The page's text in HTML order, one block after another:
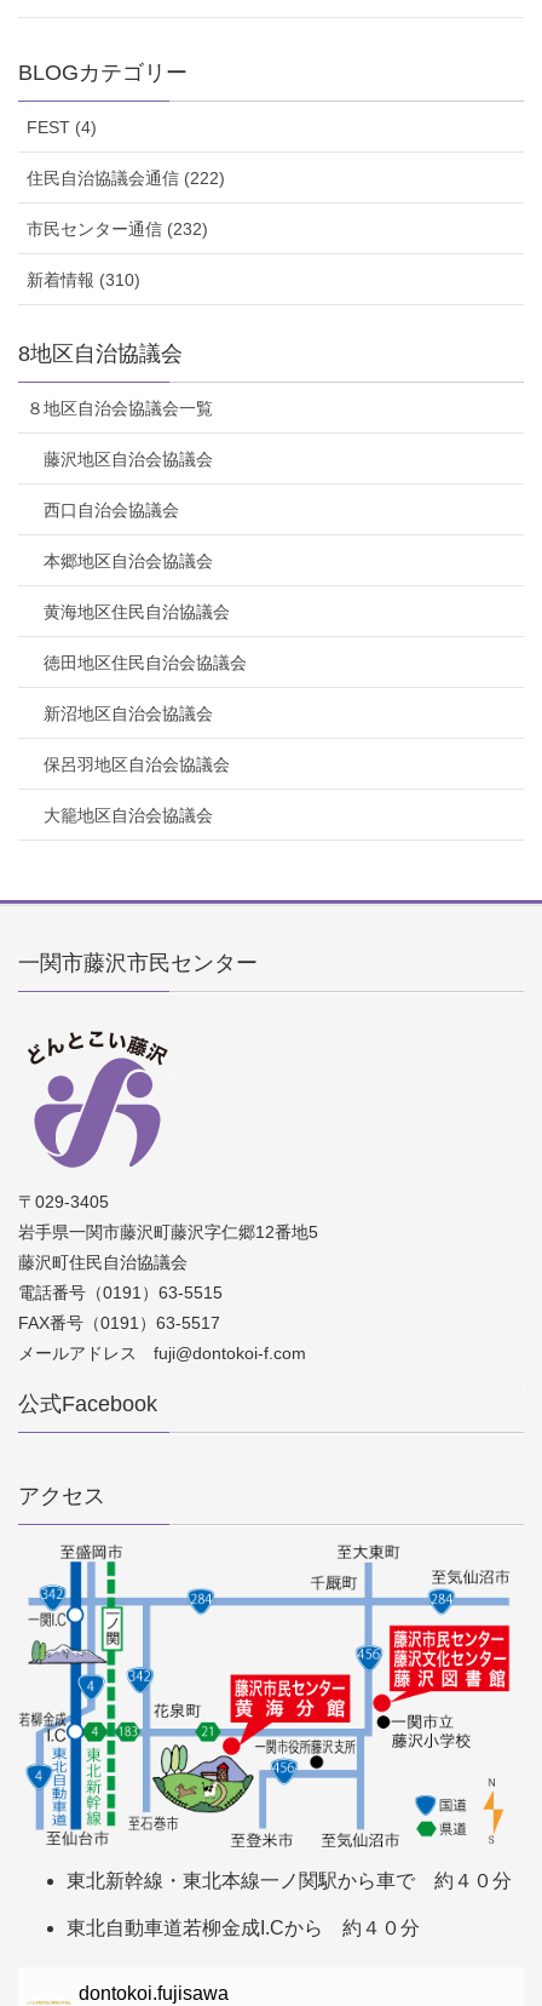
BLOGカテゴリー
FEST (4)
住民自治協議会通信 (222)
市民センター通信 (232)
新着情報 (310)
8地区自治協議会
８地区自治会協議会一覧
藤沢地区自治会協議会
西口自治会協議会
本郷地区自治会協議会
黄海地区住民自治協議会
徳田地区住民自治会協議会
新沼地区自治会協議会
保呂羽地区自治会協議会
大籠地区自治会協議会
一関市藤沢市民センター
〒029-3405
岩手県一関市藤沢町藤沢字仁郷12番地5
藤沢町住民自治協議会
電話番号（0191）63-5515
FAX番号（0191）63-5517
メールアドレス fuji@dontokoi-f.com
公式Facebook
アクセス
東北新幹線・東北本線一ノ関駅から車で 約４０分
東北自動車道若柳金成I.Cから 約４０分
dontokoi.fujisawa